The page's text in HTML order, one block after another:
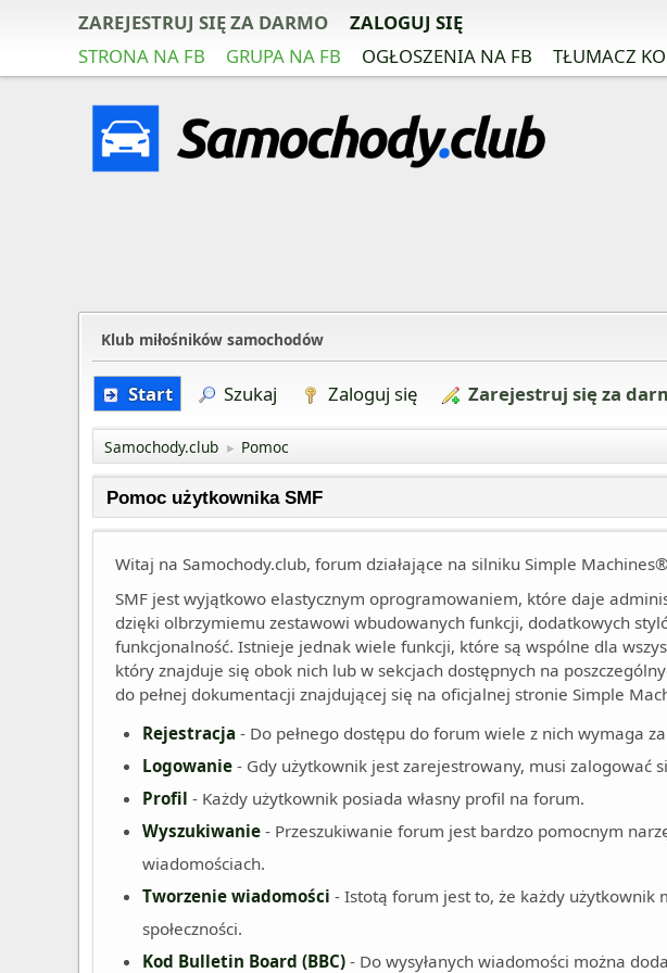
ZAREJESTRUJ SIĘ ZA DARMO
ZALOGUJ SIĘ
STRONA NA FB
GRUPA NA FB OGŁOSZENIA NA FB TŁUMACZ
Klub miłośników samochodów
Start Szukaj Zaloguj się Zarejestruj się za
Samochody.club ► Pomoc
Pomoc użytkownika SMF
Witaj na Samochody.club, forum działające na silniku Simple
SMF jest wyjątkowo elastycznym oprogramowaniem, które daje
dzięki olbrzymiemu zestawowi wbudowanych funkcji, dodatkowych
funkcjonalność. Istnieje jednak wiele funkcji, które są wspólne dla
który znajduje się obok nich lub w sekcjach dostępnych na
do pełnej dokumentacji znajdującej się na oficjalnej stronie Simple
Rejestracja - Do pełnego dostępu do forum wiele z nich wymaga
Logowanie - Gdy użytkownik jest zarejestrowany, musi zalogować
Profil - Każdy użytkownik posiada własny profil na forum.
Wyszukiwanie - Przeszukiwanie forum jest bardzo pomocnym
wiadomościach.
Tworzenie wiadomości - Istotą forum jest to, że każdy użytkownik
społeczności.
Kod Bulletin Board (BBC) - Do wysyłanych wiadomości można